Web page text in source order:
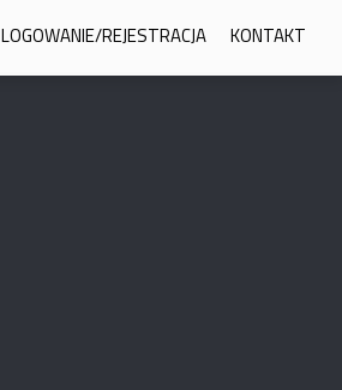
LOGOWANIE/REJESTRACJA KONTAKT